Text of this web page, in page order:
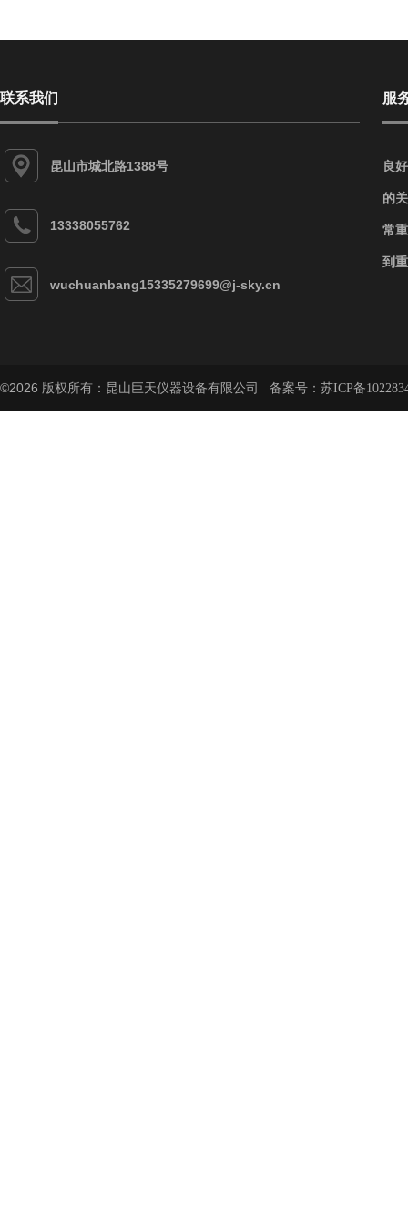
联系我们
昆山市城北路1388号
13338055762
wuchuanbang15335279699@j-sky.cn
服
良
的
常
到
©2026 版权所有：昆山巨天仪器设备有限公司 备案号： 苏ICP备